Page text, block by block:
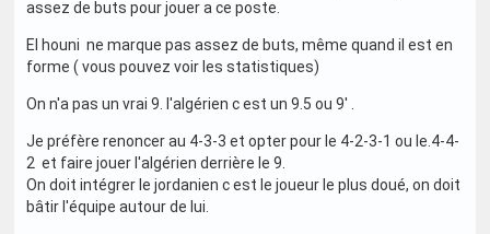
assez de buts pour jouer a ce poste.
El houni ne marque pas assez de buts, même quand il est en
forme ( vous pouvez voir les statistiques)
On n'a pas un vrai 9. l'algérien c est un 9.5 ou 9' .
Je préfère renoncer au 4-3-3 et opter pour le 4-2-3-1 ou le.4-4-
2 et faire jouer l'algérien derrière le 9.
On doit intégrer le jordanien c est le joueur le plus doué, on doit
bâtir l'équipe autour de lui.